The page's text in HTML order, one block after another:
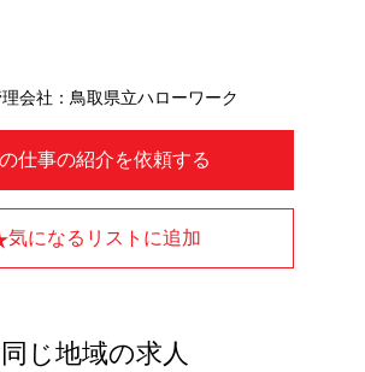
仕事の紹介を依頼する
気になるリストに追加
会社：鳥取県立ハローワーク
同じ地域の求人